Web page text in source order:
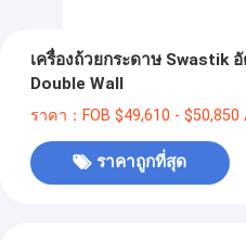
เครื่องถ้วยกระดาษ Swastik
Double Wall
ราคา：FOB $49,610 - $50,850
ราคาถูกที่สุด